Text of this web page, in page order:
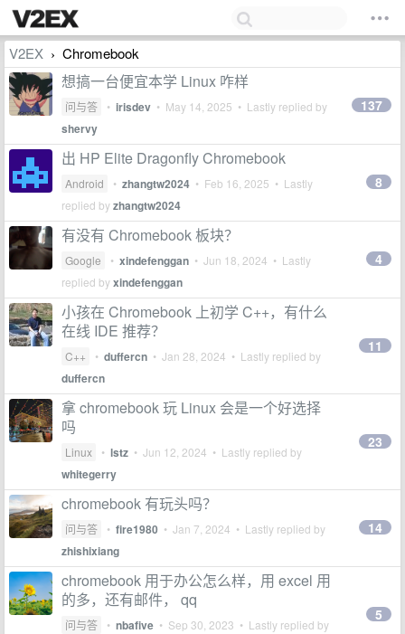
V2EX › Chromebook
想搞一台便宜本学 Linux 咋样
问与答 • irisdev • May 14, 2025 • Lastly replied by
shervy
137
出 HP Elite Dragonfly Chromebook
Android • zhangtw2024 • Feb 16, 2025 • Lastly
replied byzhangtw2024
8
有没有 Chromebook 板块？
Google • xindefenggan • Jun 18, 2024 • Lastly
replied byxindefenggan
4
小孩在 Chromebook 上初学 C++，有什么
在线 IDE 推荐？
C++ • duffercn • Jan 28, 2024 • Lastly replied by
duffercn
11
拿 chromebook 玩 Linux 会是一个好选择
吗
Linux • lstz • Jun 12, 2024 • Lastly replied by
whitegerry
23
chromebook 有玩头吗？
问与答 • fire1980 • Jan 7, 2024 • Lastly replied by
zhishixiang
14
chromebook 用于办公怎么样，用 excel 用
的多，还有邮件， qq
问与答 • nbafive • Sep 30, 2023 • Lastly replied by
5